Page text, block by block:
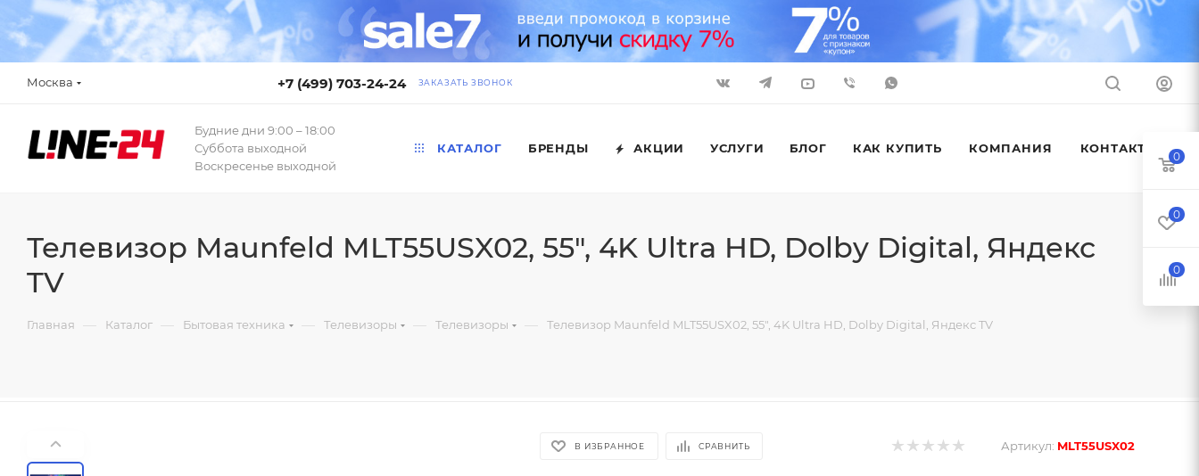
Москва +7 (499) 703-24-24 ЗАКАЗАТЬ ЗВОНОК
Будние дни 9:00 – 18:00
Суббота выходной
Воскресенье выходной
КАТАЛОГ БРЕНДЫ АКЦИИ УСЛУГИ БЛОГ КАК КУПИТЬ КОМПАНИЯ КОНТАКТЫ
Телевизор Maunfeld MLT55USX02, 55", 4K Ultra HD, Dolby Digital, Яндекс
TV
Главная — Каталог — Бытовая техника — Телевизоры — Телевизоры — Телевизор Maunfeld MLT55USX02, 55", 4K Ultra HD, Dolby Digital, Яндекс TV
В ИЗБРАННОЕ СРАВНИТЬ Артикул: MLT55USX02
0
0
0